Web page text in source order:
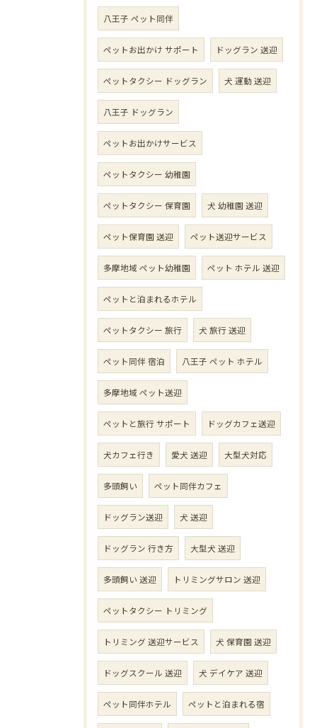
八王子 ペット同伴
ペットお出かけ サポート ドッグラン 送迎
ペットタクシー ドッグラン 犬 運動 送迎
八王子 ドッグラン
ペットお出かけサービス
ペットタクシー 幼稚園
ペットタクシー 保育園 犬 幼稚園 送迎
ペット保育園 送迎 ペット送迎サービス
多摩地域 ペット幼稚園 ペット ホテル 送迎
ペットと泊まれるホテル
ペットタクシー 旅行 犬 旅行 送迎
ペット同伴 宿泊 八王子 ペット ホテル
多摩地域 ペット送迎
ペットと旅行 サポート ドッグカフェ送迎
犬カフェ行き 愛犬 送迎 大型犬対応
多頭飼い ペット同伴カフェ
ドッグラン送迎 犬 送迎
ドッグラン 行き方 大型犬 送迎
多頭飼い 送迎 トリミングサロン 送迎
ペットタクシー トリミング
トリミング 送迎サービス 犬 保育園 送迎
ドッグスクール 送迎 犬 デイケア 送迎
ペット同伴ホテル ペットと泊まれる宿